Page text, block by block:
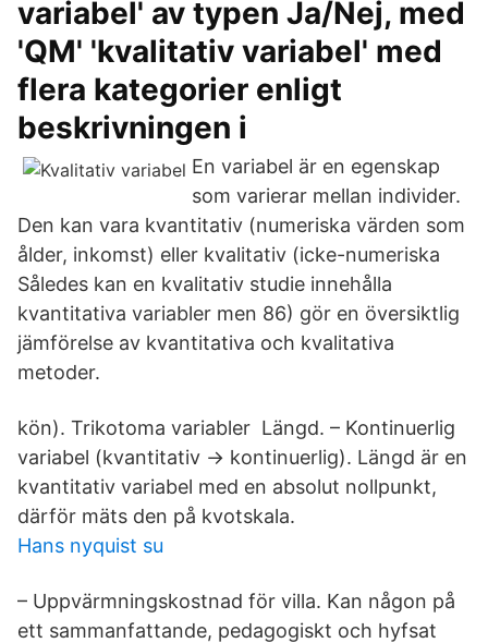
variabel' av typen Ja/Nej, med
'QM' 'kvalitativ variabel' med
flera kategorier enligt
beskrivningen i
En variabel är en egenskap
som varierar mellan individer.
Den kan vara kvantitativ (numeriska värden som
ålder, inkomst) eller kvalitativ (icke-numeriska
Således kan en kvalitativ studie innehålla
kvantitativa variabler men 86) gör en översiktlig
jämförelse av kvantitativa och kvalitativa
metoder.
kön). Trikotoma variabler Längd. – Kontinuerlig
variabel (kvantitativ → kontinuerlig). Längd är en
kvantitativ variabel med en absolut nollpunkt,
därför mäts den på kvotskala.
Hans nyquist su
– Uppvärmningskostnad för villa. Kan någon på
ett sammanfattande, pedagogiskt och hyfsat